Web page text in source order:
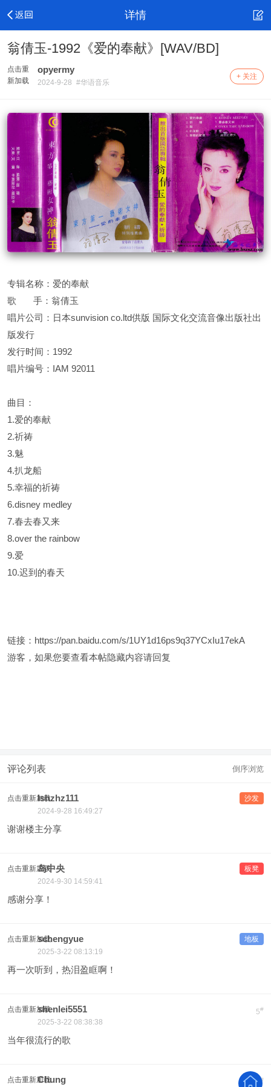
详情
翁倩玉-1992《爱的奉献》[WAV/BD]
点击重
新加载
opyermy
2024-9-28 #华语音乐
+ 关注
专辑名称：爱的奉献
歌 手：翁倩玉
唱片公司：日本sunvision co.ltd供版 国际文化交流音像出版社出
版发行
发行时间：1992
唱片编号：IAM 92011
曲目：
1.爱的奉献
2.祈祷
3.魅
4.扒龙船
5.幸福的祈祷
6.disney medley
7.春去春又来
8.over the rainbow
9.爱
10.迟到的春天
链接： https://pan.baidu.com/s/1UY1d16ps9q37YCxIu17ekA
游客，如果您要查看本帖隐藏内容请回复
评论列表 倒序浏览
点击重新加载 沙发
lshzhz111
2024-9-28 16:49:27
谢谢楼主分享
点击重新加载 板凳
岛中央
2024-9-30 14:59:41
感谢分享！
点击重新加载 地板
schengyue
2025-3-22 08:13:19
再一次听到，热泪盈眶啊！
点击重新加载 5#
shenlei5551
2025-3-22 08:38:38
当年很流行的歌
点击重新加载 6 #
Chung